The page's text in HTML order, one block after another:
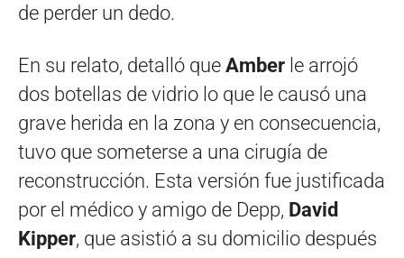
de perder un dedo.
En su relato, detalló que Amber le arrojó
dos botellas de vidrio lo que le causó una
grave herida en la zona y en consecuencia,
tuvo que someterse a una cirugía de
reconstrucción. Esta versión fue justificada
por el médico y amigo de Depp, David
Kipper, que asistió a su domicilio después